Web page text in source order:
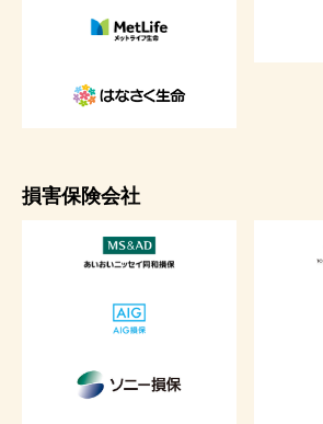
損害保険会社